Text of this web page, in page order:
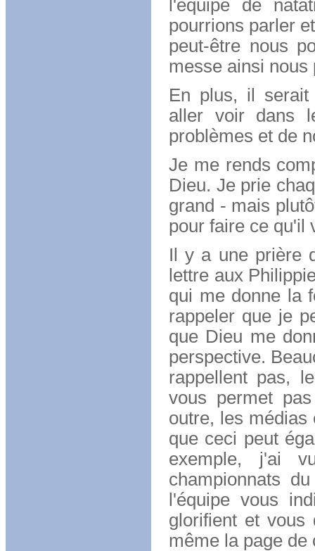
l'équipe de
pourrions parler
peut-être nous
messe ainsi
En plus, il serait
aller voir dans
problèmes et de
Je me rends
Dieu. Je prie
grand - mais
pour faire ce qu'il
Il y a une prière
lettre aux
qui me donne la
rappeler que je
que Dieu me
perspective.
rappellent pas,
vous permet
outre, les médias
que ceci peut
exemple, j'ai
championnats
l'équipe vous
glorifient et vous
même la page de